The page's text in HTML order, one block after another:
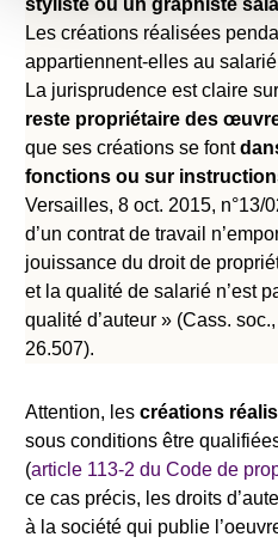
Les créations réalisées
appartiennent-elles au
La jurisprudence est claire
reste propriétaire des
que ses créations se font
fonctions ou sur
Versailles, 8 oct. 2015, n°13/
d’un contrat de travail
jouissance du droit de
et la qualité de salarié n’est
qualité d’auteur » (Cass.
26.507).
Attention, les créations
sous conditions être
(article 113-2 du Code de
ce cas précis, les droits
à la société qui publie